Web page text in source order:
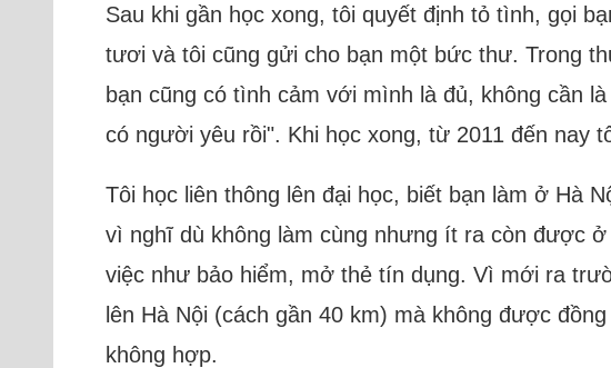
Sau khi gần học xong, tôi quyết định tỏ tình, gọi
tươi và tôi cũng gửi cho bạn một bức thư. Trong
bạn cũng có tình cảm với mình là đủ, không cần
có người yêu rồi". Khi học xong, từ 2011 đến nay
Tôi học liên thông lên đại học, biết bạn làm ở Hà
vì nghĩ dù không làm cùng nhưng ít ra còn được
việc như bảo hiểm, mở thẻ tín dụng. Vì mới ra
lên Hà Nội (cách gần 40 km) mà không được
không hợp.